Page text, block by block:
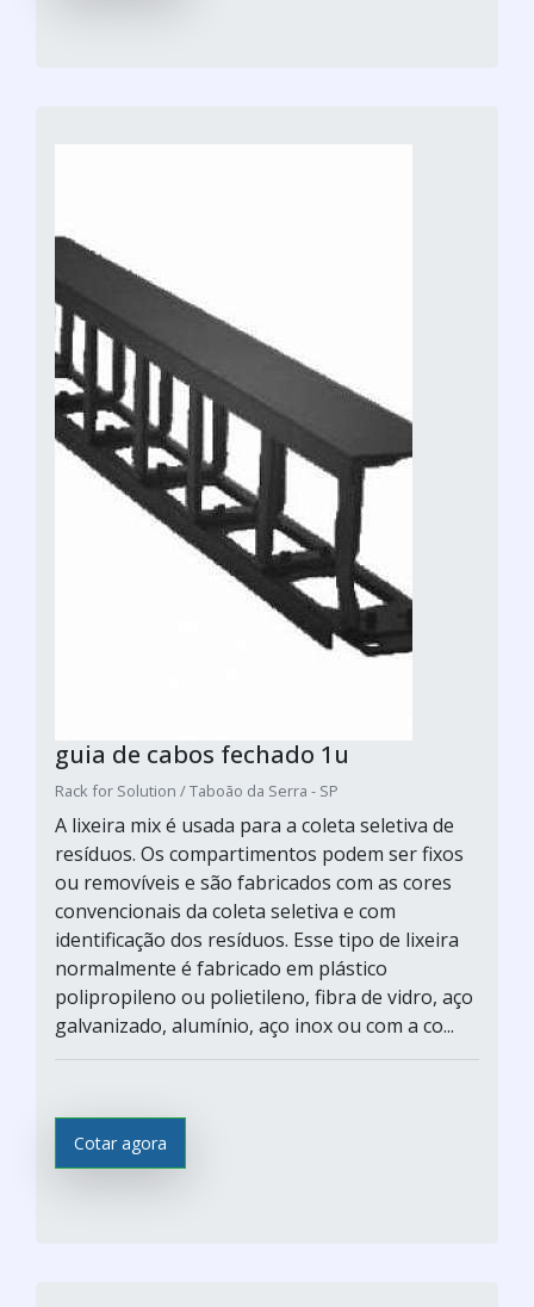
guia de cabos fechado 1u
Rack for Solution / Taboão da Serra - SP
A lixeira mix é usada para a coleta seletiva de
resíduos. Os compartimentos podem ser fixos
ou removíveis e são fabricados com as cores
convencionais da coleta seletiva e com
identificação dos resíduos. Esse tipo de lixeira
normalmente é fabricado em plástico
polipropileno ou polietileno, fibra de vidro, aço
galvanizado, alumínio, aço inox ou com a co...
Cotar agora